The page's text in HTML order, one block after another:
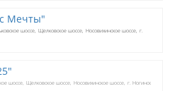
Мечты"
шоссе Щелковское шоссе Носовихинское шоссе г.
шоссе Щелковское шоссе Носовихинское шоссе г. Ногинск